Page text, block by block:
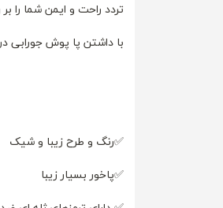
تردد راحت و ایمن شما را
با داشتن پا پوش جورابی
✅رنگ و طرح زیبا و شیک
✅پاخور بسیار زیبا